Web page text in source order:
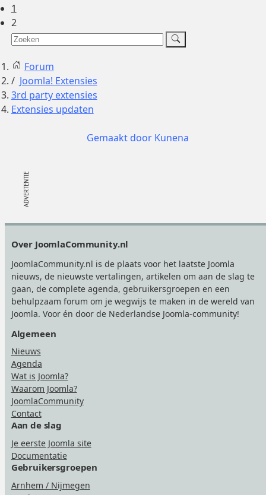
1
2
Forum
Joomla! Extensies
3rd party extensies
Extensies updaten
Gemaakt door Kunena
Over JoomlaCommunity.nl
JoomlaCommunity.nl is de plaats voor het laatste Joomla
nieuws, de nieuwste vertalingen, artikelen om aan de slag te
gaan, de complete agenda, gebruikersgroepen en een
behulpzaam forum om je wegwijs te maken in de wereld van
Joomla. Voor én door de Nederlandse Joomla-community!
Algemeen
Nieuws
Agenda
Wat is Joomla?
Waarom Joomla?
JoomlaCommunity
Contact
Aan de slag
Je eerste Joomla site
Documentatie
Gebruikersgroepen
Arnhem / Nijmegen